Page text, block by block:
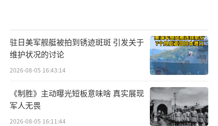
驻日美军舰艇被拍到锈迹斑斑 引发关于
维护状况的讨论
2026-08-05 16:43:14
《制胜》主动曝光短板意味啥 真实展现
军人无畏
2026-08-05 16:11:44